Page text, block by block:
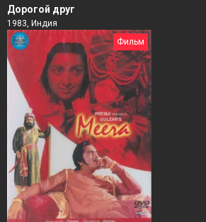
Дорогой друг
1983, Индия
Фильм